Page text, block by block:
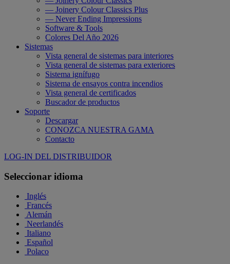
— Joinery Colour Classics Plus
— Never Ending Impressions
Software & Tools
Colores Del Año 2026
Sistemas
Vista general de sistemas para interiores
Vista general de sistemas para exteriores
Sistema ignífugo
Sistema de ensayos contra incendios
Vista general de certificados
Buscador de productos
Soporte
Descargar
CONOZCA NUESTRA GAMA
Contacto
LOG-IN DEL DISTRIBUIDOR
Seleccionar idioma
Inglés
Francés
Alemán
Neerlandés
Italiano
Español
Polaco